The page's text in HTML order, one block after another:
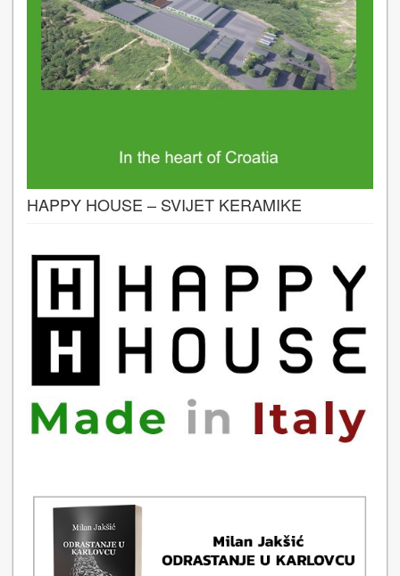
HAPPY HOUSE – SVIJET KERAMIKE